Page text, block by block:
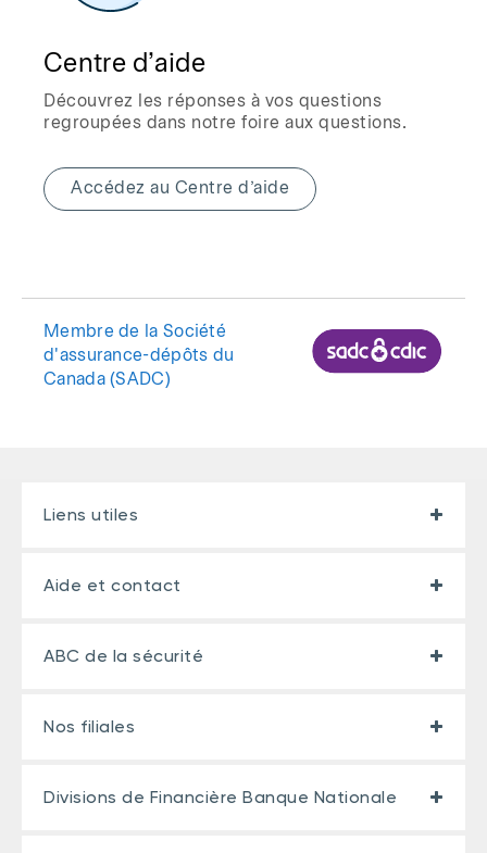
Centre d’aide
Découvrez les réponses à vos questions
regroupées dans notre foire aux questions.
Accédez au Centre d’aide
Membre de la Société
d'assurance-dépôts du
Canada (SADC)
Liens utiles
Aide et contact
ABC de la sécurité
Nos filiales
Divisions de Financière Banque Nationale